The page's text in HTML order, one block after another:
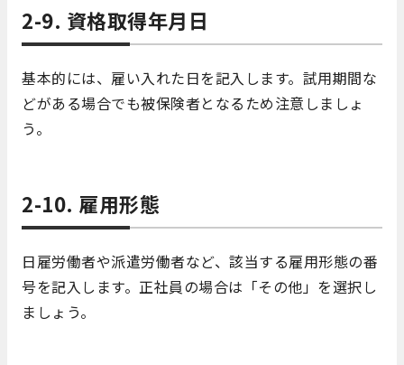
2-9. 資格取得年月日
基本的には、雇い入れた日を記入します。試用期間な
どがある場合でも被保険者となるため注意しましょ
う。
2-10. 雇用形態
日雇労働者や派遣労働者など、該当する雇用形態の番
号を記入します。正社員の場合は「その他」を選択し
ましょう。